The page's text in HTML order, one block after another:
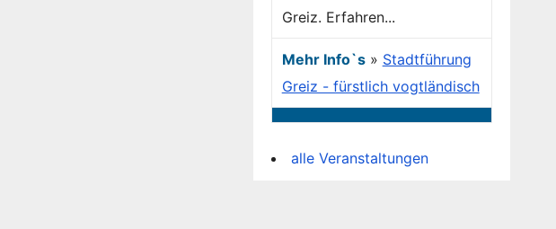
Greiz. Erfahren...
Mehr Info`s» Stadtführung
Greiz - fürstlich vogtländisch
alle Veranstaltungen